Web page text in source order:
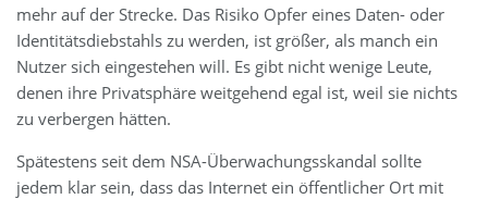
mehr auf der Strecke. Das Risiko Opfer eines Daten- oder
Identitätsdiebstahls zu werden, ist größer, als manch ein
Nutzer sich eingestehen will. Es gibt nicht wenige Leute,
denen ihre Privatsphäre weitgehend egal ist, weil sie nichts
zu verbergen hätten.
Spätestens seit dem NSA-Überwachungsskandal sollte
jedem klar sein, dass das Internet ein öffentlicher Ort mit